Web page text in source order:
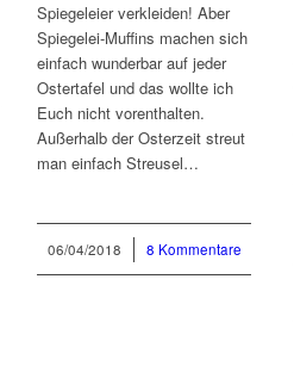
Spiegeleier verkleiden! Aber
Spiegelei-Muffins machen sich
einfach wunderbar auf jeder
Ostertafel und das wollte ich
Euch nicht vorenthalten.
Außerhalb der Osterzeit streut
man einfach Streusel…
06/04/2018
/ 8 Kommentare